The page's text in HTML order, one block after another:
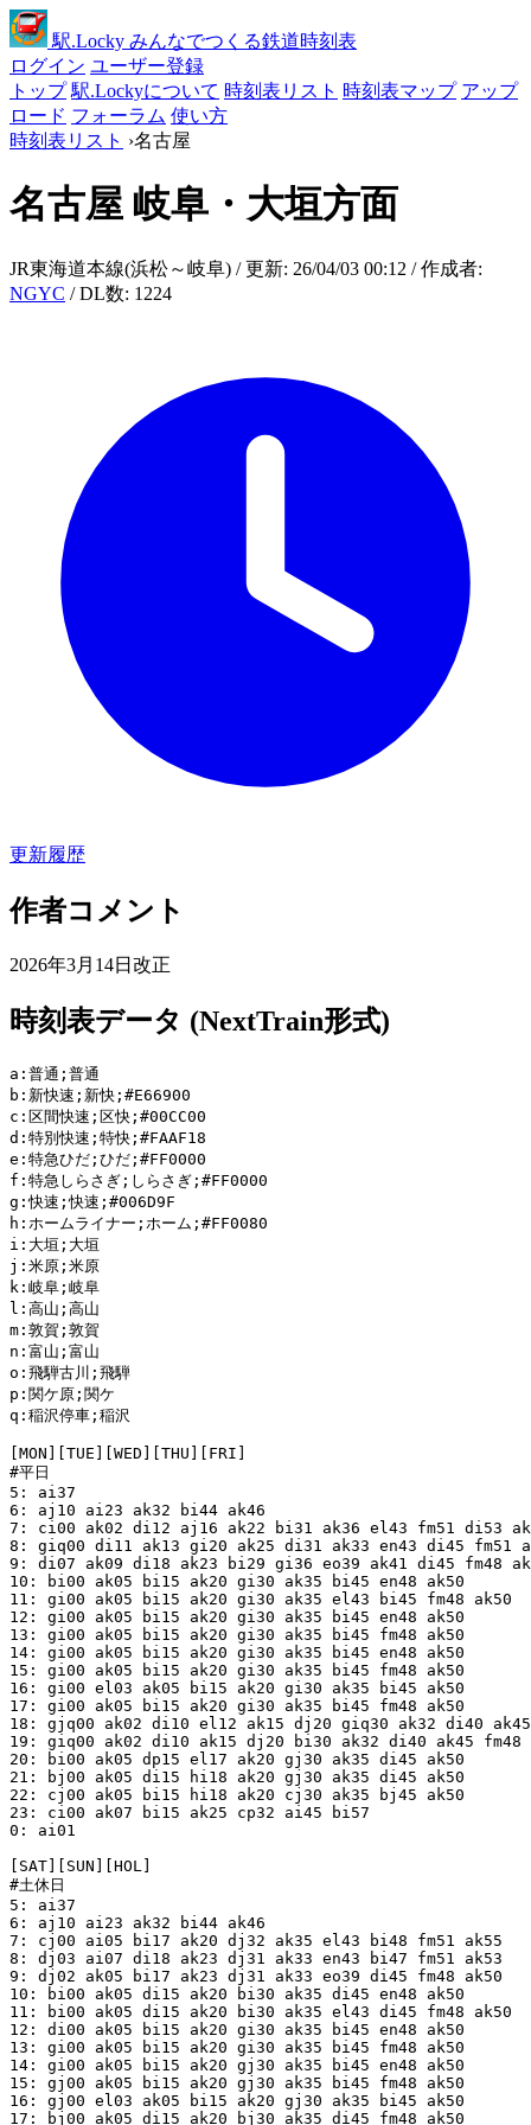
駅.Locky みんなでつくる鉄道時刻表
ログイン ユーザー登録
トップ 駅.Lockyについて 時刻表リスト 時刻表マップ アップ
ロード フォーラム 使い方
時刻表リスト ›名古屋
名古屋 岐阜・大垣方面
JR東海道本線(浜松～岐阜) / 更新: 26/04/03 00:12 / 作成者:
NGYC / DL数: 1224
更新履歴
作者コメント
2026年3月14日改正
時刻表データ (NextTrain形式)
a:普通;普通
b:新快速;新快;#E66900
c:区間快速;区快;#00CC00
d:特別快速;特快;#FAAF18
e:特急ひだ;ひだ;#FF0000
f:特急しらさぎ;しらさぎ;#FF0000
g:快速;快速;#006D9F
h:ホームライナー;ホーム;#FF0080
i:大垣;大垣
j:米原;米原
k:岐阜;岐阜
l:高山;高山
m:敦賀;敦賀
n:富山;富山
o:飛騨古川;飛騨
p:関ケ原;関ケ
q:稲沢停車;稲沢
[MON][TUE][WED][THU][FRI]
#平日
5: ai37
6: aj10 ai23 ak32 bi44 ak46
7: ci00 ak02 di12 aj16 ak22 bi31 ak36 el43 fm51 di53
8: giq00 di11 ak13 gi20 ak25 di31 ak33 en43 di45 fm51
9: di07 ak09 di18 ak23 bi29 gi36 eo39 ak41 di45 fm48
10: bi00 ak05 bi15 ak20 gi30 ak35 bi45 en48 ak50
11: gi00 ak05 bi15 ak20 gi30 ak35 el43 bi45 fm48 ak50
12: gi00 ak05 bi15 ak20 gi30 ak35 bi45 en48 ak50
13: gi00 ak05 bi15 ak20 gi30 ak35 bi45 fm48 ak50
14: gi00 ak05 bi15 ak20 gi30 ak35 bi45 en48 ak50
15: gi00 ak05 bi15 ak20 gi30 ak35 bi45 fm48 ak50
16: gi00 el03 ak05 bi15 ak20 gi30 ak35 bi45 ak50
17: gi00 ak05 bi15 ak20 gi30 ak35 bi45 fm48 ak50
18: gjq00 ak02 di10 el12 ak15 dj20 giq30 ak32 di40
19: giq00 ak02 di10 ak15 dj20 bi30 ak32 di40 ak45 fm48
20: bi00 ak05 dp15 el17 ak20 gj30 ak35 di45 ak50
21: bj00 ak05 di15 hi18 ak20 gj30 ak35 di45 ak50
22: cj00 ak05 bi15 hi18 ak20 cj30 ak35 bj45 ak50
23: ci00 ak07 bi15 ak25 cp32 ai45 bi57
0: ai01
[SAT][SUN][HOL]
#土休日
5: ai37
6: aj10 ai23 ak32 bi44 ak46
7: cj00 ai05 bi17 ak20 dj32 ak35 el43 bi48 fm51 ak55
8: dj03 ai07 di18 ak23 dj31 ak33 en43 bi47 fm51 ak53
9: dj02 ak05 bi17 ak23 dj31 ak33 eo39 di45 fm48 ak50
10: bi00 ak05 di15 ak20 bi30 ak35 di45 en48 ak50
11: bi00 ak05 di15 ak20 bi30 ak35 el43 di45 fm48 ak50
12: di00 ak05 bi15 ak20 gi30 ak35 bi45 en48 ak50
13: gi00 ak05 bi15 ak20 gi30 ak35 bi45 fm48 ak50
14: gi00 ak05 bi15 ak20 gj30 ak35 bi45 en48 ak50
15: gj00 ak05 bi15 ak20 gj30 ak35 bi45 fm48 ak50
16: gj00 el03 ak05 bi15 ak20 gj30 ak35 bi45 ak50
17: bj00 ak05 di15 ak20 bj30 ak35 di45 fm48 ak50